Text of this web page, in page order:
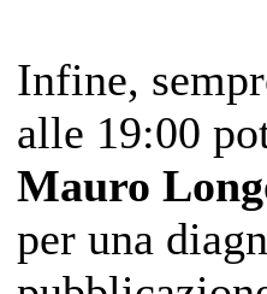
Infine,
alle 19:00
Mauro
per una